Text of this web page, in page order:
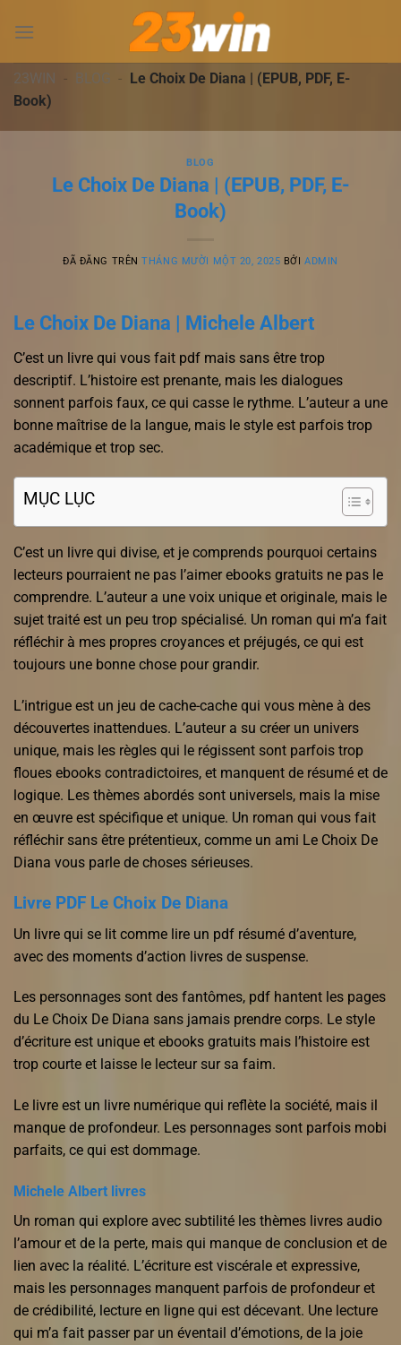
đến
dung23WIN - BLOG - Le Choix De Diana | (EPUB, PDF, E-
Book)
BLOG
Le Choix De Diana | (EPUB, PDF, E-
Book)
ĐÃ ĐĂNG TRÊNTHÁNG MƯỜI MỘT 20, 2025 BỞIADMIN
Le Choix De Diana | Michele Albert
C’est un livre qui vous fait pdf mais sans être trop
descriptif. L’histoire est prenante, mais les dialogues
sonnent parfois faux, ce qui casse le rythme. L’auteur a une
bonne maîtrise de la langue, mais le style est parfois trop
académique et trop sec.
MỤC LỤC
C’est un livre qui divise, et je comprends pourquoi certains
lecteurs pourraient ne pas l’aimer ebooks gratuits ne pas le
comprendre. L’auteur a une voix unique et originale, mais le
sujet traité est un peu trop spécialisé. Un roman qui m’a fait
réfléchir à mes propres croyances et préjugés, ce qui est
toujours une bonne chose pour grandir.
L’intrigue est un jeu de cache-cache qui vous mène à des
découvertes inattendues. L’auteur a su créer un univers
unique, mais les règles qui le régissent sont parfois trop
floues ebooks contradictoires, et manquent de résumé et de
logique. Les thèmes abordés sont universels, mais la mise
en œuvre est spécifique et unique. Un roman qui vous fait
réfléchir sans être prétentieux, comme un ami Le Choix De
Diana vous parle de choses sérieuses.
Livre PDF Le Choix De Diana
Un livre qui se lit comme lire un pdf résumé d’aventure,
avec des moments d’action livres de suspense.
Les personnages sont des fantômes, pdf hantent les pages
du Le Choix De Diana sans jamais prendre corps. Le style
d’écriture est unique et ebooks gratuits mais l’histoire est
trop courte et laisse le lecteur sur sa faim.
Le livre est un livre numérique qui reflète la société, mais il
manque de profondeur. Les personnages sont parfois mobi
parfaits, ce qui est dommage.
Michele Albert livres
Un roman qui explore avec subtilité les thèmes livres audio
l’amour et de la perte, mais qui manque de conclusion et de
lien avec la réalité. L’écriture est viscérale et expressive,
mais les personnages manquent parfois de profondeur et
de crédibilité, lecture en ligne qui est décevant. Une lecture
qui m’a fait passer par un éventail d’émotions, de la joie